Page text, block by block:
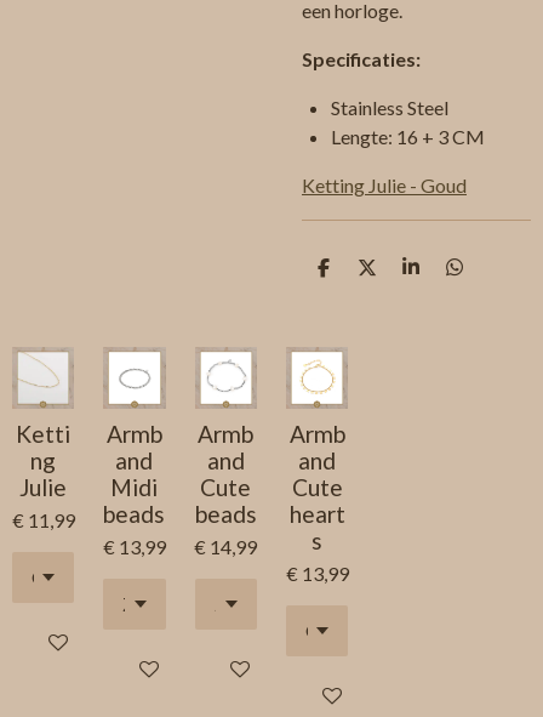
een horloge.
Specificaties:
Stainless Steel
Lengte: 16 + 3 CM
Ketting Julie - Goud
D
n
D
S
D
Ketti
ng
Julie
€ 11,99
In winkelwagen
Armb
and
Midi
beads
€ 13,99
In winkelwagen
Armb
and
Cute
beads
€ 14,99
In winkelwagen
Armb
and
Cute
heart
s
€ 13,99
In winkelwagen